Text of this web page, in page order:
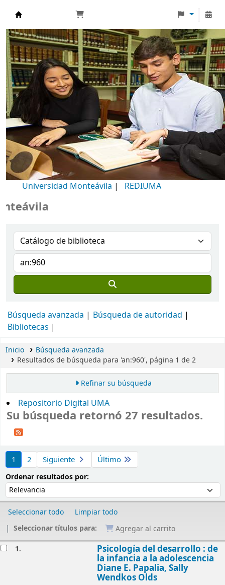
Biblioteca Universidad Monteávila
Universidad Monteávila | REDIUMA
Búsqueda avanzada
Búsqueda de autoridad
Bibliotecas
Inicio
Búsqueda avanzada
Resultados de búsqueda para 'an:960', página 1 de 2
Refinar su búsqueda
Repositorio Digital UMA
Su búsqueda retornó 27 resultados.
1 2 Siguiente Último
Ordenar resultados por:
Seleccionar todo
Limpiar todo
Seleccionar títulos para:
Agregar al carrito
1. Psicología del desarrollo : de
la infancia a la adolescencia
Diane E. Papalia, Sally
Wendkos Olds